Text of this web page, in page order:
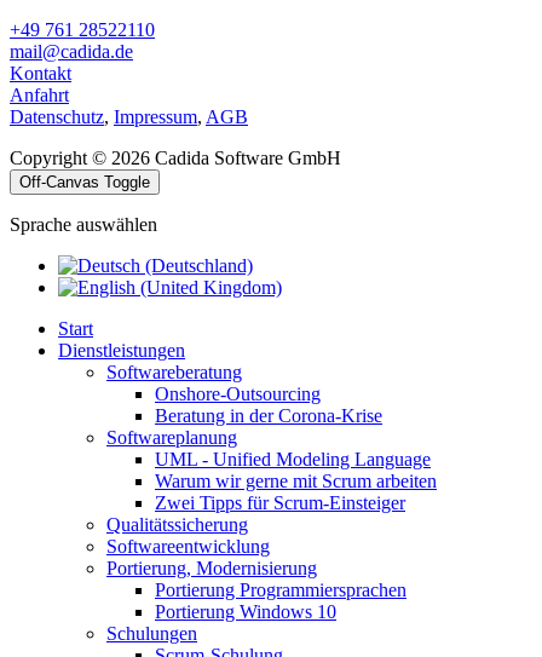
+49 761 28522110
mail@cadida.de
Kontakt
Anfahrt
Datenschutz, Impressum, AGB
Copyright © 2026 Cadida Software GmbH
Off-Canvas Toggle
Sprache auswählen
Start
Dienstleistungen
Softwareberatung
Onshore-Outsourcing
Beratung in der Corona-Krise
Softwareplanung
UML - Unified Modeling Language
Warum wir gerne mit Scrum arbeiten
Zwei Tipps für Scrum-Einsteiger
Qualitätssicherung
Softwareentwicklung
Portierung, Modernisierung
Portierung Programmiersprachen
Portierung Windows 10
Schulungen